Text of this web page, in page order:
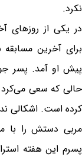
نکرد.
در یکی از روزهای
برای آخرین
پیش او آمد. پسر
حالی که سعی می‌کرد
کرده است. اشکالی
مربی دستش را با
پسرم این هفته